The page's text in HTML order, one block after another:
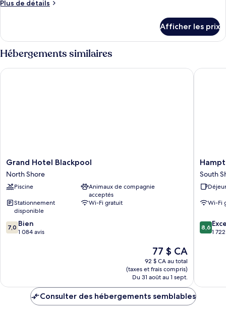
Plus de détails
Plus
Chambre
Afficher les prix
Hébergements similaires
Grand
Hotel
Blackpool
North
Grand Hotel Blackpool
North Shore
Piscine
Animaux de compagnie
acceptés
Stationnement
disponible
Wi-Fi gratuit
7.0
sur
7,0 Bien
1 084 avis
Le
prix
est
de
77 $ CA
77 $ CA
92 $ CA au total
(taxes et frais compris)
Du 31 août au 1 sept.
Grand Hotel Blackpool
by
Hilton
Shore
South
Wi-Fi
8.6
sur
8,6
1
Consulter des hébergements semblables